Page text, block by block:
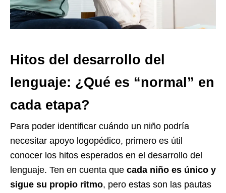
Hitos del desarrollo del
lenguaje: ¿Qué es “normal” en
cada etapa?
Para poder identificar cuándo un niño podría
necesitar apoyo logopédico, primero es útil
conocer los hitos esperados en el desarrollo del
lenguaje. Ten en cuenta que cada niño es único y
sigue su propio ritmo, pero estas son las pautas